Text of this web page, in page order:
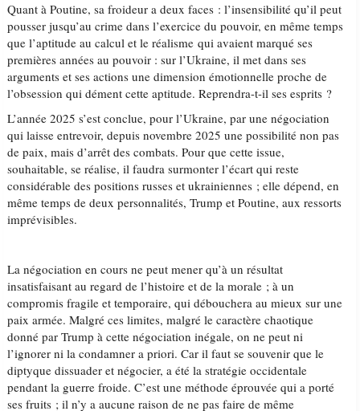
Quant à Poutine, sa froideur a deux faces : l’insensibilité qu’il peut
pousser jusqu’au crime dans l’exercice du pouvoir, en même temps
que l’aptitude au calcul et le réalisme qui avaient marqué ses
premières années au pouvoir : sur l’Ukraine, il met dans ses
arguments et ses actions une dimension émotionnelle proche de
l’obsession qui dément cette aptitude. Reprendra-t-il ses esprits ?
L’année 2025 s’est conclue, pour l’Ukraine, par une négociation
qui laisse entrevoir, depuis novembre 2025 une possibilité non pas
de paix, mais d’arrêt des combats. Pour que cette issue,
souhaitable, se réalise, il faudra surmonter l’écart qui reste
considérable des positions russes et ukrainiennes ; elle dépend, en
même temps de deux personnalités, Trump et Poutine, aux ressorts
imprévisibles.
La négociation en cours ne peut mener qu’à un résultat
insatisfaisant au regard de l’histoire et de la morale ; à un
compromis fragile et temporaire, qui débouchera au mieux sur une
paix armée. Malgré ces limites, malgré le caractère chaotique
donné par Trump à cette négociation inégale, on ne peut ni
l’ignorer ni la condamner a priori. Car il faut se souvenir que le
diptyque dissuader et négocier, a été la stratégie occidentale
pendant la guerre froide. C’est une méthode éprouvée qui a porté
ses fruits ; il n’y a aucune raison de ne pas faire de même